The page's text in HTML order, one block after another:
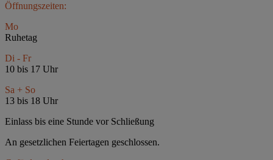
Öffnungszeiten:
Mo
Ruhetag
Di - Fr
10 bis 17 Uhr
Sa + So
13 bis 18 Uhr
Einlass bis eine Stunde vor Schließung
An gesetzlichen Feiertagen geschlossen.